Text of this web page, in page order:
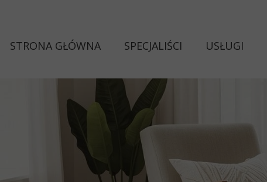
STRONA GŁÓWNA
SPECJALIŚCI
Psycholog / Psychoterapeuta
Dietetyk / Psychodietetyk
Terapeuta Uzależnień
USŁUGI